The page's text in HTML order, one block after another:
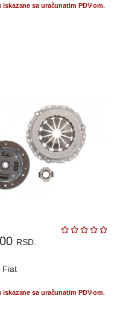
iskazane sa uračunatim PDV-om.
RSD.
Fiat
iskazane sa uračunatim PDV-om.